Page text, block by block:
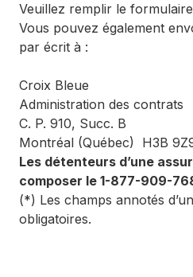
Veuillez remplir le
Vous pouvez également
par écrit à :
Croix Bleue
Administration des contrats
C. P. 910, Succ. B
Montréal (Québec) H3B
Les détenteurs d’une
composer le 1-877-909-
(*) Les champs annotés
obligatoires.